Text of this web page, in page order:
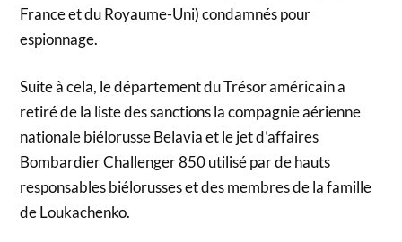
France et du Royaume-Uni) condamnés pour
espionnage.
Suite à cela, le département du Trésor américain a
retiré de la liste des sanctions la compagnie aérienne
nationale biélorusse Belavia et le jet d’affaires
Bombardier Challenger 850 utilisé par de hauts
responsables biélorusses et des membres de la famille
de Loukachenko.